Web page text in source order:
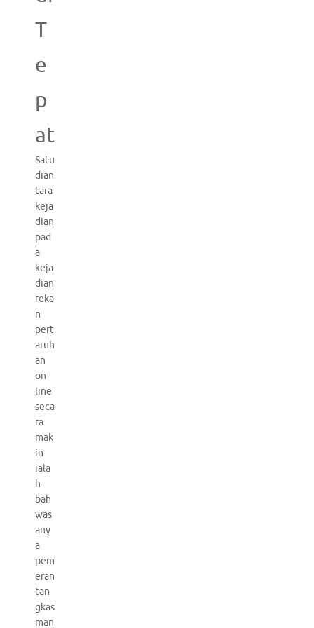
T
e
p
at
Satu
dian
tara
keja
dian
pad
a
keja
dian
reka
n
pert
aruh
an
on
line
seca
ra
mak
in
iala
h
bah
was
any
a
pem
eran
tan
gkas
man